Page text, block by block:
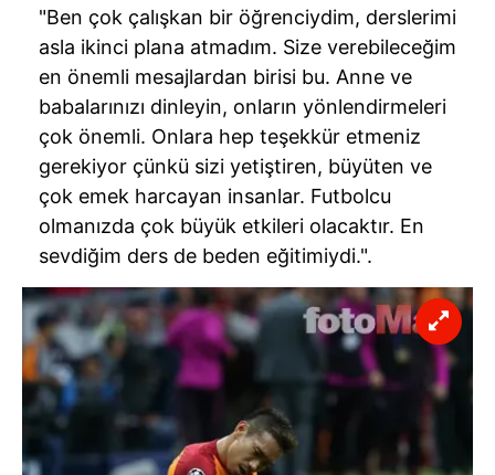
"Ben çok çalışkan bir öğrenciydim, derslerimi
asla ikinci plana atmadım. Size verebileceğim
en önemli mesajlardan birisi bu. Anne ve
babalarınızı dinleyin, onların yönlendirmeleri
çok önemli. Onlara hep teşekkür etmeniz
gerekiyor çünkü sizi yetiştiren, büyüten ve
çok emek harcayan insanlar. Futbolcu
olmanızda çok büyük etkileri olacaktır. En
sevdiğim ders de beden eğitimiydi.".